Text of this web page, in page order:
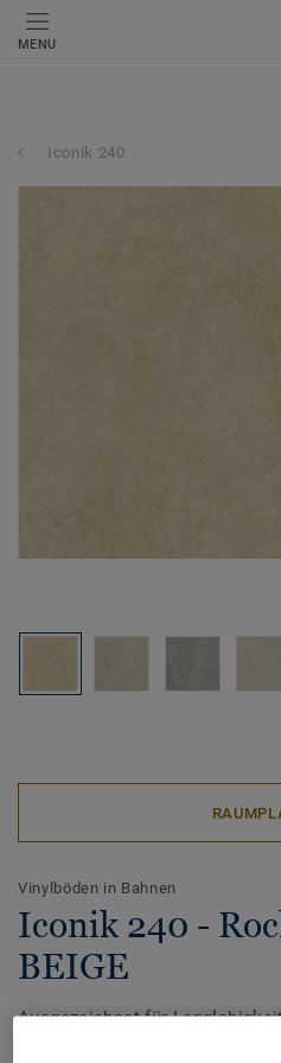
MENU
Iconik 240
Vinylböden in Bahnen
Iconik 240 -
BEIGE
Ausgezeichnet für